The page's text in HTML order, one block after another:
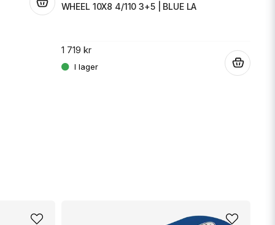
WHEEL 10X8 4/110 3+5 | BLUE LA
1 719 kr